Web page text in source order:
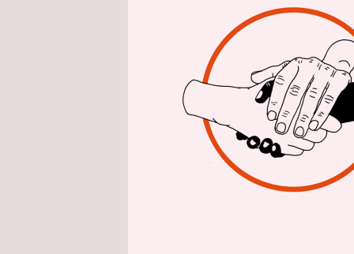
geplante
nachdem
Cent pro
„Sie ist
Wärme-
Wirtschaft
gar nicht